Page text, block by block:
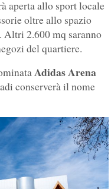
aperta allo sport locale
oltre allo spazio
Altri 2.600 mq saranno
del quartiere.
Adidas Arena
conserverà il nome